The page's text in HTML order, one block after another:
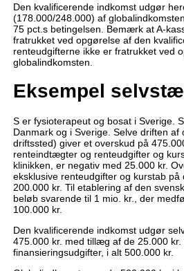
Den kvalificerende indkomst udgør
(178.000/248.000) af
75 pct.s betingelsen. Bemærk at A-
fratrukket ved opgørelse af den
renteudgifterne ikke er fratrukket ved
globalindkomsten.
Eksempel
S er fysioterapeut og bosat i Sverige.
Danmark og i Sverige. Selve driften af
driftssted) giver et overskud på
renteindtægter og renteudgifter og
klinikken, er negativ med 25.000 kr.
eksklusive renteudgifter og kurstab på
200.000 kr. Til etablering af den
beløb svarende til 1 mio. kr., der
100.000 kr.
Den kvalificerende indkomst udgør
475.000 kr. med tillæg af de 25.000 kr.
finansieringsudgifter, i alt 500.000 kr.